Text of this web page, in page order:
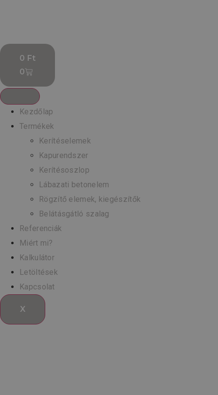
0 Ft
0
Kezdőlap
Termékek
Kerítéselemek
Kapurendszer
Kerítésoszlop
Lábazati betonelem
Rögzítő elemek, kiegészítők
Belátásgátló szalag
Referenciák
Miért mi?
Kalkulátor
Letöltések
Kapcsolat
X